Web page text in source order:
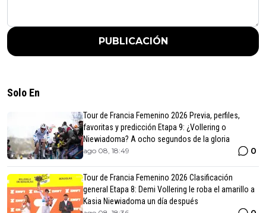
PUBLICACIÓN
Solo En
Tour de Francia Femenino 2026 Previa, perfiles,
favoritas y predicción Etapa 9: ¿Vollering o
Niewiadoma? A ocho segundos de la gloria
ago 08, 18:49 0
Tour de Francia Femenino 2026 Clasificación
general Etapa 8: Demi Vollering le roba el amarillo a
Kasia Niewiadoma un día después